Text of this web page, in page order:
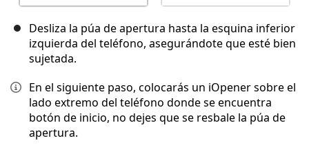
Desliza la púa de apertura hasta la esquina inferior
izquierda del teléfono, asegurándote que esté bien
sujetada.
En el siguiente paso, colocarás un iOpener sobre el
lado extremo del teléfono donde se encuentra
botón de inicio, no dejes que se resbale la púa de
apertura.